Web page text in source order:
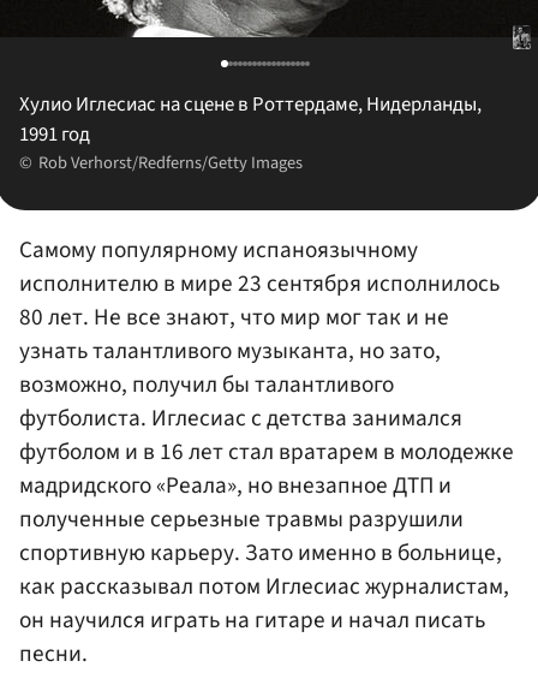
Хулио Иглесиас на сцене в Роттердаме, Нидерланды,
1991 год
Rob Verhorst/Redferns/Getty Images
Самому популярному испаноязычному
исполнителю в мире 23 сентября исполнилось
80 лет. Не все знают, что мир мог так и не
узнать талантливого музыканта, но зато,
возможно, получил бы талантливого
футболиста. Иглесиас с детства занимался
футболом и в 16 лет стал вратарем в молодежке
мадридского «Реала», но внезапное ДТП и
полученные серьезные травмы разрушили
спортивную карьеру. Зато именно в больнице,
как рассказывал потом Иглесиас журналистам,
он научился играть на гитаре и начал писать
песни.